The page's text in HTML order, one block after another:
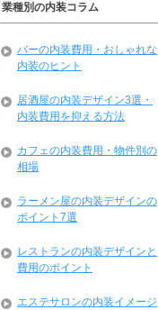
業種別の内装コラム
バーの内装費用・おしゃれな
内装のヒント
居酒屋の内装デザイン3選・
内装費用を抑える方法
カフェの内装費用・物件別の
相場
ラーメン屋の内装デザインの
ポイント7選
レストランの内装デザインと
費用のポイント
エステサロンの内装イメージ